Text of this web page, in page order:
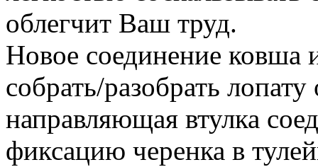
облегчит Ваш труд.
Новое соединение ковша
собрать/разобрать
направляющая втулка
фиксацию черенка в